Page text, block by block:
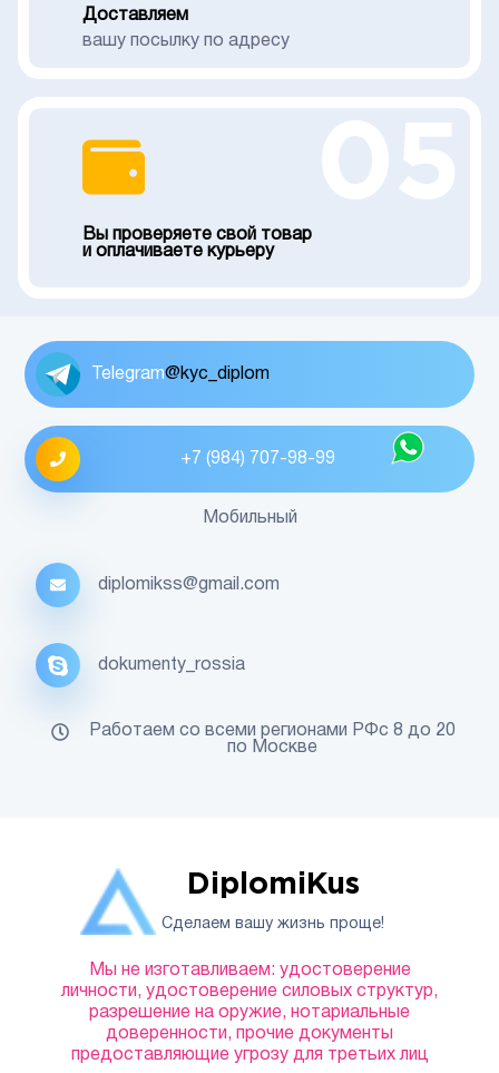
Доставляем
вашу посылку по адресу
Вы проверяете свой товар
и оплачиваете курьеру
DiplomiKus
Сделаем вашу жизнь проще!
Мы не изготавливаем: удостоверение
личности, удостоверение силовых структур,
разрешение на оружие, нотариальные
доверенности, прочие документы
предоставляющие угрозу для третьих лиц
Telegram@kyc_diplom
+7 (984) 707-98-99
Мобильный
diplomikss@gmail.com
dokumenty_rossia
Работаем со всеми регионами РФс 8 до 20
по Москве